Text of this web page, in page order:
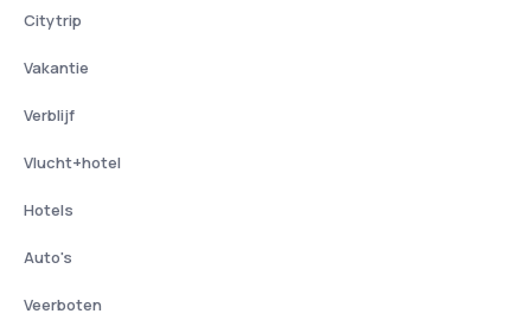
Citytrip
Vakantie
Verblijf
Vlucht+hotel
Hotels
Auto's
Veerboten